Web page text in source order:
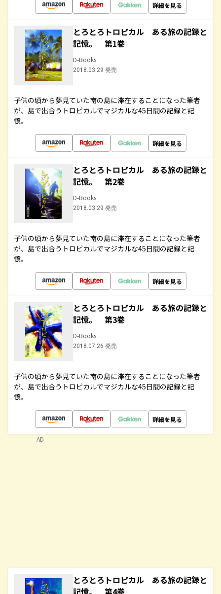
詳細を見る
とろとろトロピカル ある旅の記録と
記憶。 第1巻
D-Books
2018.03.29 発売
子供の頃から夢見ていた南の島に滞在することになった筆者
が、島で出合うトロピカルでマジカルな45日間の記録と記
憶。
詳細を見る
とろとろトロピカル ある旅の記録と
記憶。 第2巻
D-Books
2018.03.29 発売
子供の頃から夢見ていた南の島に滞在することになった筆者
が、島で出合うトロピカルでマジカルな45日間の記録と記
憶。
詳細を見る
とろとろトロピカル ある旅の記録と
記憶。 第3巻
D-Books
2018.07.26 発売
子供の頃から夢見ていた南の島に滞在することになった筆者
が、島で出合うトロピカルでマジカルな45日間の記録と記
憶。
詳細を見る
とろとろトロピカル ある旅の記録と
記憶。 第4巻
AD